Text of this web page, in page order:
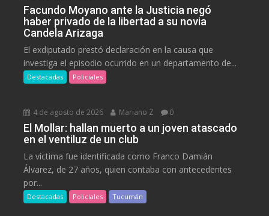
Facundo Moyano ante la Justicia negó
haber privado de la libertad a su novia
Candela Arizaga
El exdiputado prestó declaración en la causa que
investiga el episodio ocurrido en un departamento de...
Destacadas Policiales
4 de agosto de 2026 Mariano Z 0
El Mollar: hallan muerto a un joven atascado
en el ventiluz de un club
La víctima fue identificada como Franco Damián
Álvarez, de 27 años, quien contaba con antecedentes
por...
Destacadas Policiales Tucumán